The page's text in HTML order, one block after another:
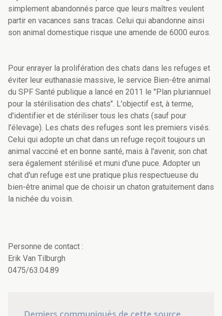
simplement abandonnés parce que leurs maîtres veulent
partir en vacances sans tracas. Celui qui abandonne ainsi
son animal domestique risque une amende de 6000 euros.
Pour enrayer la prolifération des chats dans les refuges et
éviter leur euthanasie massive, le service Bien-être animal
du SPF Santé publique a lancé en 2011 le "Plan pluriannuel
pour la stérilisation des chats". L'objectif est, à terme,
d'identifier et de stériliser tous les chats (sauf pour
l'élevage). Les chats des refuges sont les premiers visés.
Celui qui adopte un chat dans un refuge reçoit toujours un
animal vacciné et en bonne santé, mais à l'avenir, son chat
sera également stérilisé et muni d'une puce. Adopter un
chat d'un refuge est une pratique plus respectueuse du
bien-être animal que de choisir un chaton gratuitement dans
la nichée du voisin.
Personne de contact :
Erik Van Tilburgh
0475/63.04.89